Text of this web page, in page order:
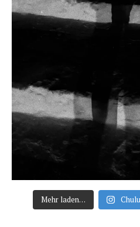
Mehr laden…